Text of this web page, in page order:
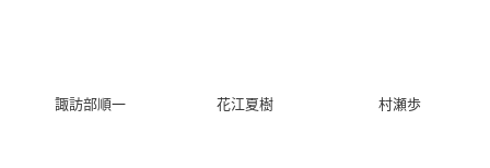
諏訪部順一 花江夏樹 村瀬歩